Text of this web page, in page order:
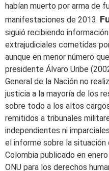
habían muerto por arma de
manifestaciones de 2013.
siguió recibiendo
extrajudiciales cometidas
aunque en menor número
presidente Álvaro Uribe
General de la Nación no
justicia a la mayoría de los
sobre todo a los altos
remitidos a tribunales
independientes ni
el informe sobre la situación
Colombia publicado en
ONU para los derechos